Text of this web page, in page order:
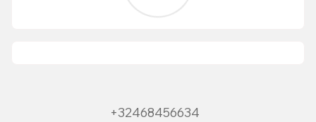
+32468456634